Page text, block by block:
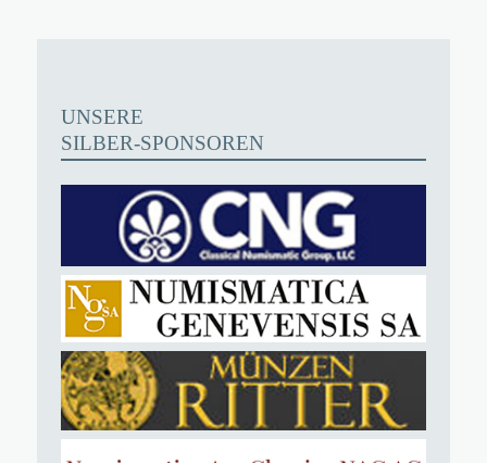
UNSERE
SILBER-SPONSOREN